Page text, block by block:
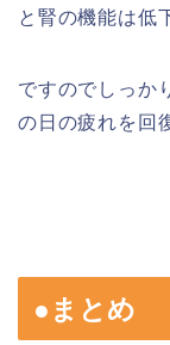
と腎の機能は低
ですのでしっか
の日の疲れを回
●まとめ